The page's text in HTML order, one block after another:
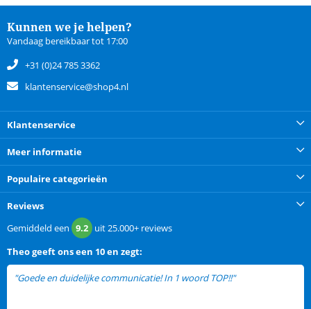
Kunnen we je helpen?
Vandaag bereikbaar tot 17:00
+31 (0)24 785 3362
klantenservice@shop4.nl
Klantenservice
Meer informatie
Populaire categorieën
Reviews
Gemiddeld een 9.2 uit25.000+ reviews
Theogeeft ons een 10 en zegt:
"Goede en duidelijke communicatie! In 1 woord TOP!!"